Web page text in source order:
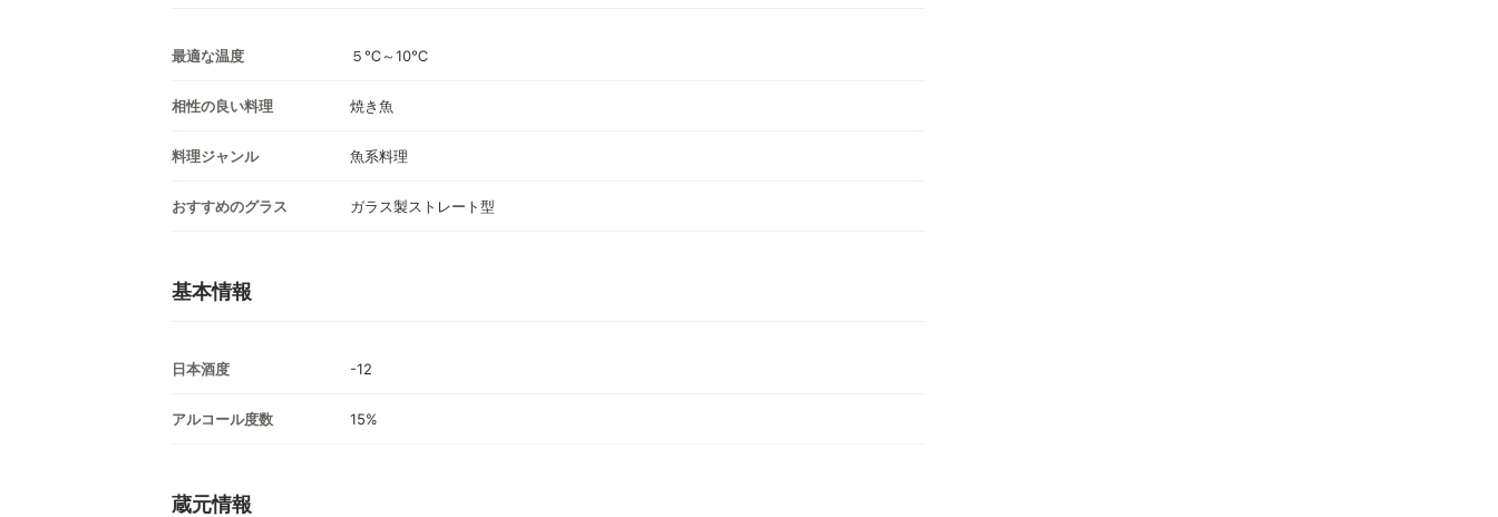
最適な温度 ５℃～10℃
相性の良い料理 焼き魚
料理ジャンル 魚系料理
おすすめのグラス ガラス製ストレート型
基本情報
日本酒度 -12
アルコール度数 15%
蔵元情報